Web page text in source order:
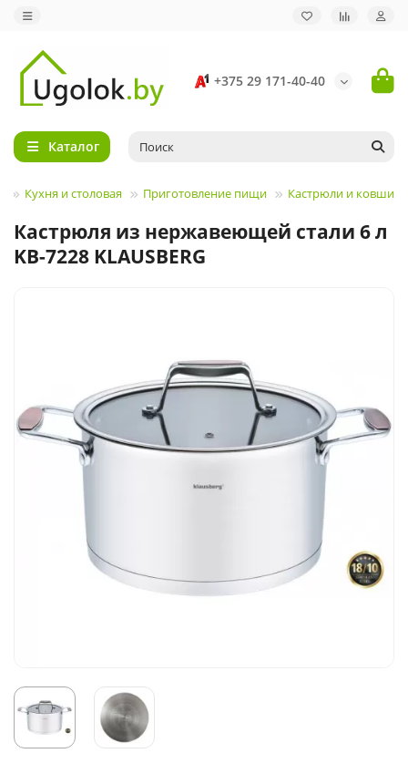
+375 29 171-40-40
Каталог
Кухня и столовая Приготовление пищи Кастрюли и ковши
Кастрюля из нержавеющей стали 6 л
KB-7228 KLAUSBERG